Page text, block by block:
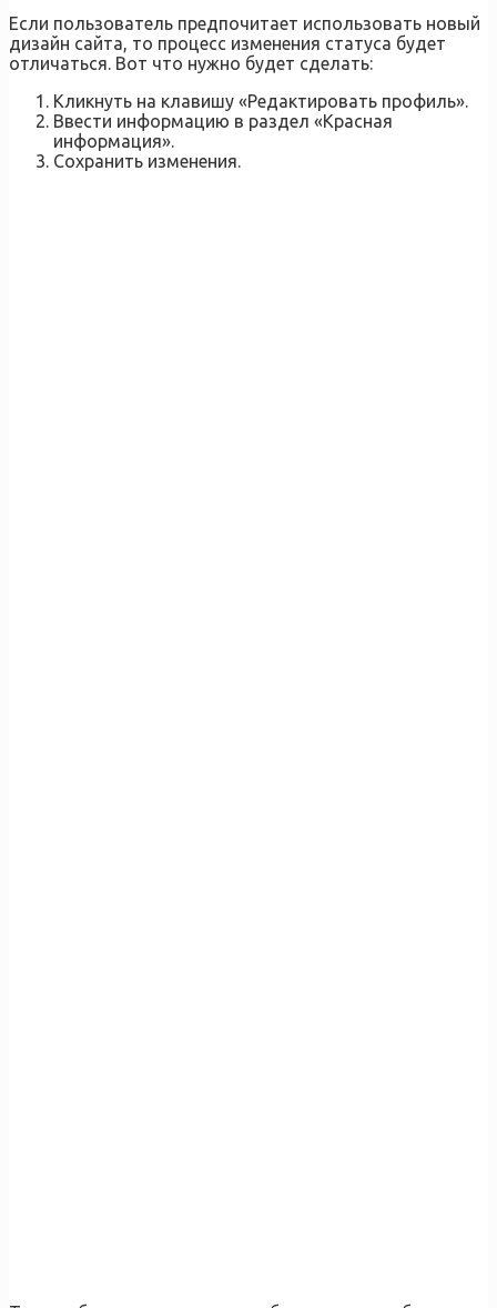
Если пользователь предпочитает использовать новый
дизайн сайта, то процесс изменения статуса будет
отличаться. Вот что нужно будет сделать:
Кликнуть на клавишу «Редактировать профиль».
Ввести информацию в раздел «Красная
информация».
Сохранить изменения.